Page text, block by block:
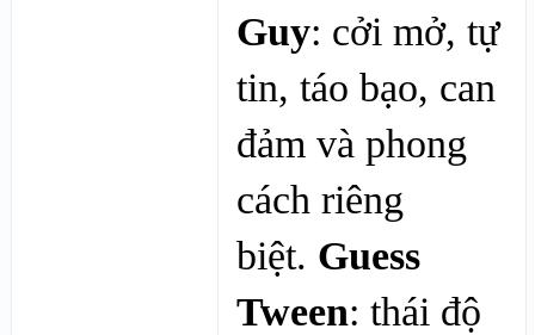
Guy: cởi mở, tự
tin, táo bạo, can
đảm và phong
cách riêng
biệt. Guess
Tween: thái độ